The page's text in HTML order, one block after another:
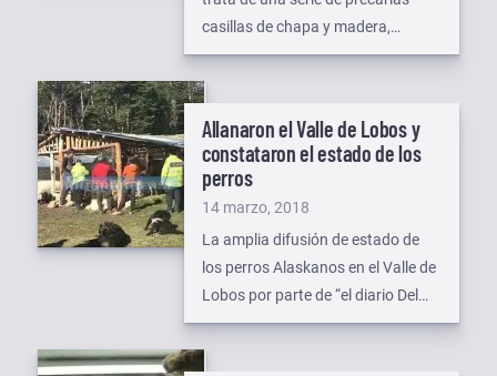
casillas de chapa y madera,
erigidas entre el km.1 y el 10. La
División de Servicios Especiales
controles a lo largo de las rutas 3 y
J, para desalentar nuevas
ocupaciones ilegales. Varias
denuncias de vecinos a […]
Allanaron el Valle de Lobos y
constataron el estado de los
perros
Publicado
el
14 marzo, 2018
La amplia difusión de estado de
los perros Alaskanos en el Valle de
Lobos por parte de “el diario Del
Fin Del Mundo”, sumó un nuevo
capítulo ayer, aunque esta vez del